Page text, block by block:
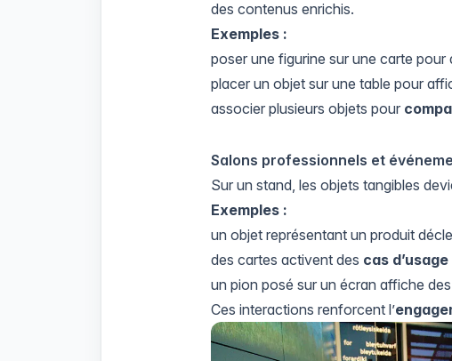
des contenus enrichis.
Exemples :
poser une figurine sur une carte pour
placer un objet sur une table pour
associer plusieurs objets pour
Salons professionnels et
Sur un stand, les objets tangibles
Exemples :
un objet représentant un produit
des cartes activent des cas
un pion posé sur un écran affiche des
Ces interactions renforcent l’